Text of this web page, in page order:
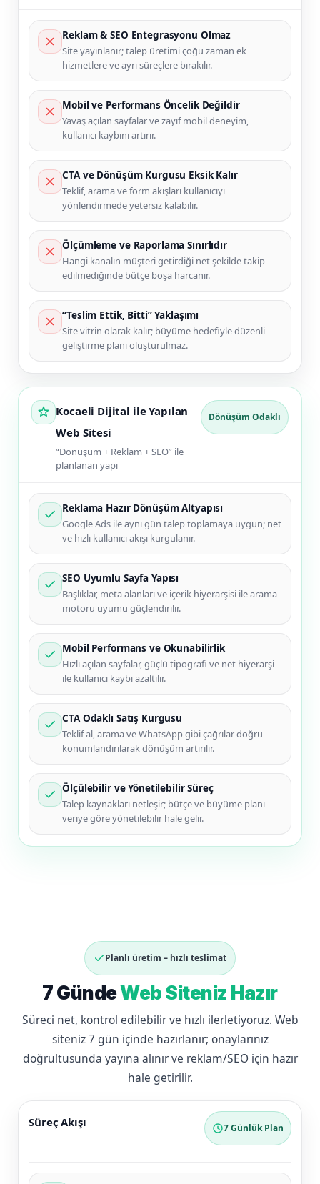
Reklam & SEO Entegrasyonu Olmaz
Site yayınlanır; talep üretimi çoğu zaman ek
hizmetlere ve ayrı süreçlere bırakılır.
Mobil ve Performans Öncelik Değildir
Yavaş açılan sayfalar ve zayıf mobil deneyim,
kullanıcı kaybını artırır.
CTA ve Dönüşüm Kurgusu Eksik Kalır
Teklif, arama ve form akışları kullanıcıyı
yönlendirmede yetersiz kalabilir.
Ölçümleme ve Raporlama Sınırlıdır
Hangi kanalın müşteri getirdiği net şekilde takip
edilmediğinde bütçe boşa harcanır.
“Teslim Ettik, Bitti” Yaklaşımı
Site vitrin olarak kalır; büyüme hedefiyle düzenli
geliştirme planı oluşturulmaz.
Kocaeli Dijital ile Yapılan
Web Sitesi
“Dönüşüm + Reklam + SEO” ile
planlanan yapı
Dönüşüm Odaklı
Reklama Hazır Dönüşüm Altyapısı
Google Ads ile aynı gün talep toplamaya uygun; net
ve hızlı kullanıcı akışı kurgulanır.
SEO Uyumlu Sayfa Yapısı
Başlıklar, meta alanları ve içerik hiyerarşisi ile arama
motoru uyumu güçlendirilir.
Mobil Performans ve Okunabilirlik
Hızlı açılan sayfalar, güçlü tipografi ve net hiyerarşi
ile kullanıcı kaybı azaltılır.
CTA Odaklı Satış Kurgusu
Teklif al, arama ve WhatsApp gibi çağrılar doğru
konumlandırılarak dönüşüm artırılır.
Ölçülebilir ve Yönetilebilir Süreç
Talep kaynakları netleşir; bütçe ve büyüme planı
veriye göre yönetilebilir hale gelir.
Planlı üretim – hızlı teslimat
7 GündeWeb Siteniz Hazır
Süreci net, kontrol edilebilir ve hızlı ilerletiyoruz. Web
siteniz 7 gün içinde hazırlanır; onaylarınız
doğrultusunda yayına alınır ve reklam/SEO için hazır
hale getirilir.
Süreç Akışı 7 Günlük Plan